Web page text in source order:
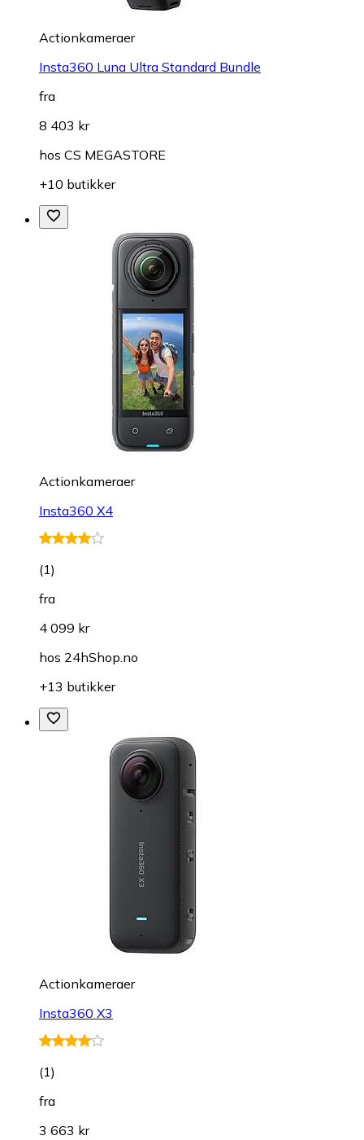
Actionkameraer
Insta360 Luna Ultra Standard Bundle
fra
8 403 kr
hos CS MEGASTORE
+10 butikker
Actionkameraer
Insta360 X4
(1)
fra
4 099 kr
hos 24hShop.no
+13 butikker
Actionkameraer
Insta360 X3
(1)
fra
3 663 kr